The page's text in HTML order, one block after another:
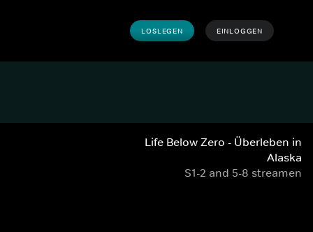
LOSLEGEN EINLOGGEN
Life Below Zero - Überleben in
Alaska
S1-2 and 5-8 streamen